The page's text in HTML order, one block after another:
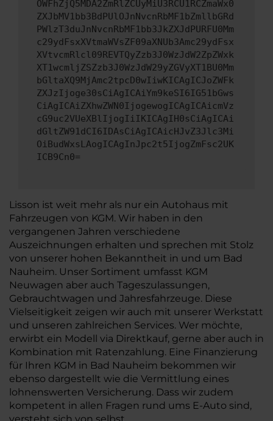
OWFhZjQ5MDA2ZmRlZCUyMiU3RCU1RCZmaWx0
ZXJbMV1bb3BdPUlOJnNvcnRbMF1bZmllbGRd
PWlzT3duJnNvcnRbMF1bb3JkZXJdPURFU0Mm
c29ydFsxXVtmaWVsZF09aXNUb3Amc29ydFsx
XVtvcmRlcl09REVTQyZzb3J0WzJdW2ZpZWxk
XT1wcmljZSZzb3J0WzJdW29yZGVyXT1BU0Mm
bGltaXQ9MjAmc2tpcD0wIiwKICAgICJoZWFk
ZXJzIjoge30sCiAgICAiYm9keSI6IG51bGws
CiAgICAiZXhwZWN0IjogewogICAgICAicmVz
cG9uc2VUeXBlIjogIiIKICAgIH0sCiAgICAi
dGltZW91dCI6IDAsCiAgICAicHJvZ3Jlc3Mi
OiBudWxsLAogICAgInJpc2t5IjogZmFsc2UK
ICB9Cn0=
Lisson ist weit mehr als nur ein Autohaus mit
Fahrzeugen von KGM. Wir haben in den
vergangenen Jahren verschiedene
Auszeichnungen erhalten und sprechen mit Stolz
von unserer hohen Bekanntheit in und um Bad
Nauheim. Unser Sortiment umfasst KGM
Neuwagen aber auch Tageszulassungen,
Gebrauchtwagen und Jahresfahrzeuge. Diese
Vielseitigkeit zeigen wir auch mit unserer Werkstatt
und unseren zahlreichen Services. Wer möchte,
erwirbt ein Modell via Direktkauf, gerne aber auch in
Kombination mit Ratenzahlung. Eine Finanzierung
für Ihren KGM in Bad Nauheim bekommen wir
ebenso dargestellt wie die Vermittlung eines
lohnenswerten Versicherung. Dass wir zudem
kompetent in allen Fragen rund ums E-Auto sind,
versteht sich von selbst.